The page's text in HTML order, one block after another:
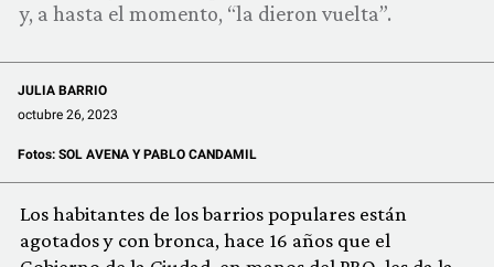
y, a hasta el momento, “la dieron vuelta”.
JULIA BARRIO
octubre 26, 2023
Fotos: SOL AVENA Y PABLO CANDAMIL
Los habitantes de los barrios populares están
agotados y con bronca, hace 16 años que el